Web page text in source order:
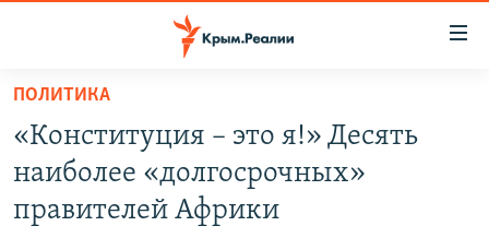
Вернуться
основному
содержанию
СПЕЦПРОЕКТЫ
ПОЛИТИКА
«Конституция – это я!» Десять
наиболее «долгосрочных»
правителей Африки